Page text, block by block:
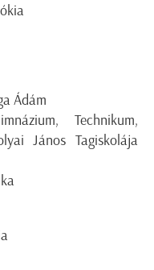
Ádám
Technikum,
János Tagiskolája